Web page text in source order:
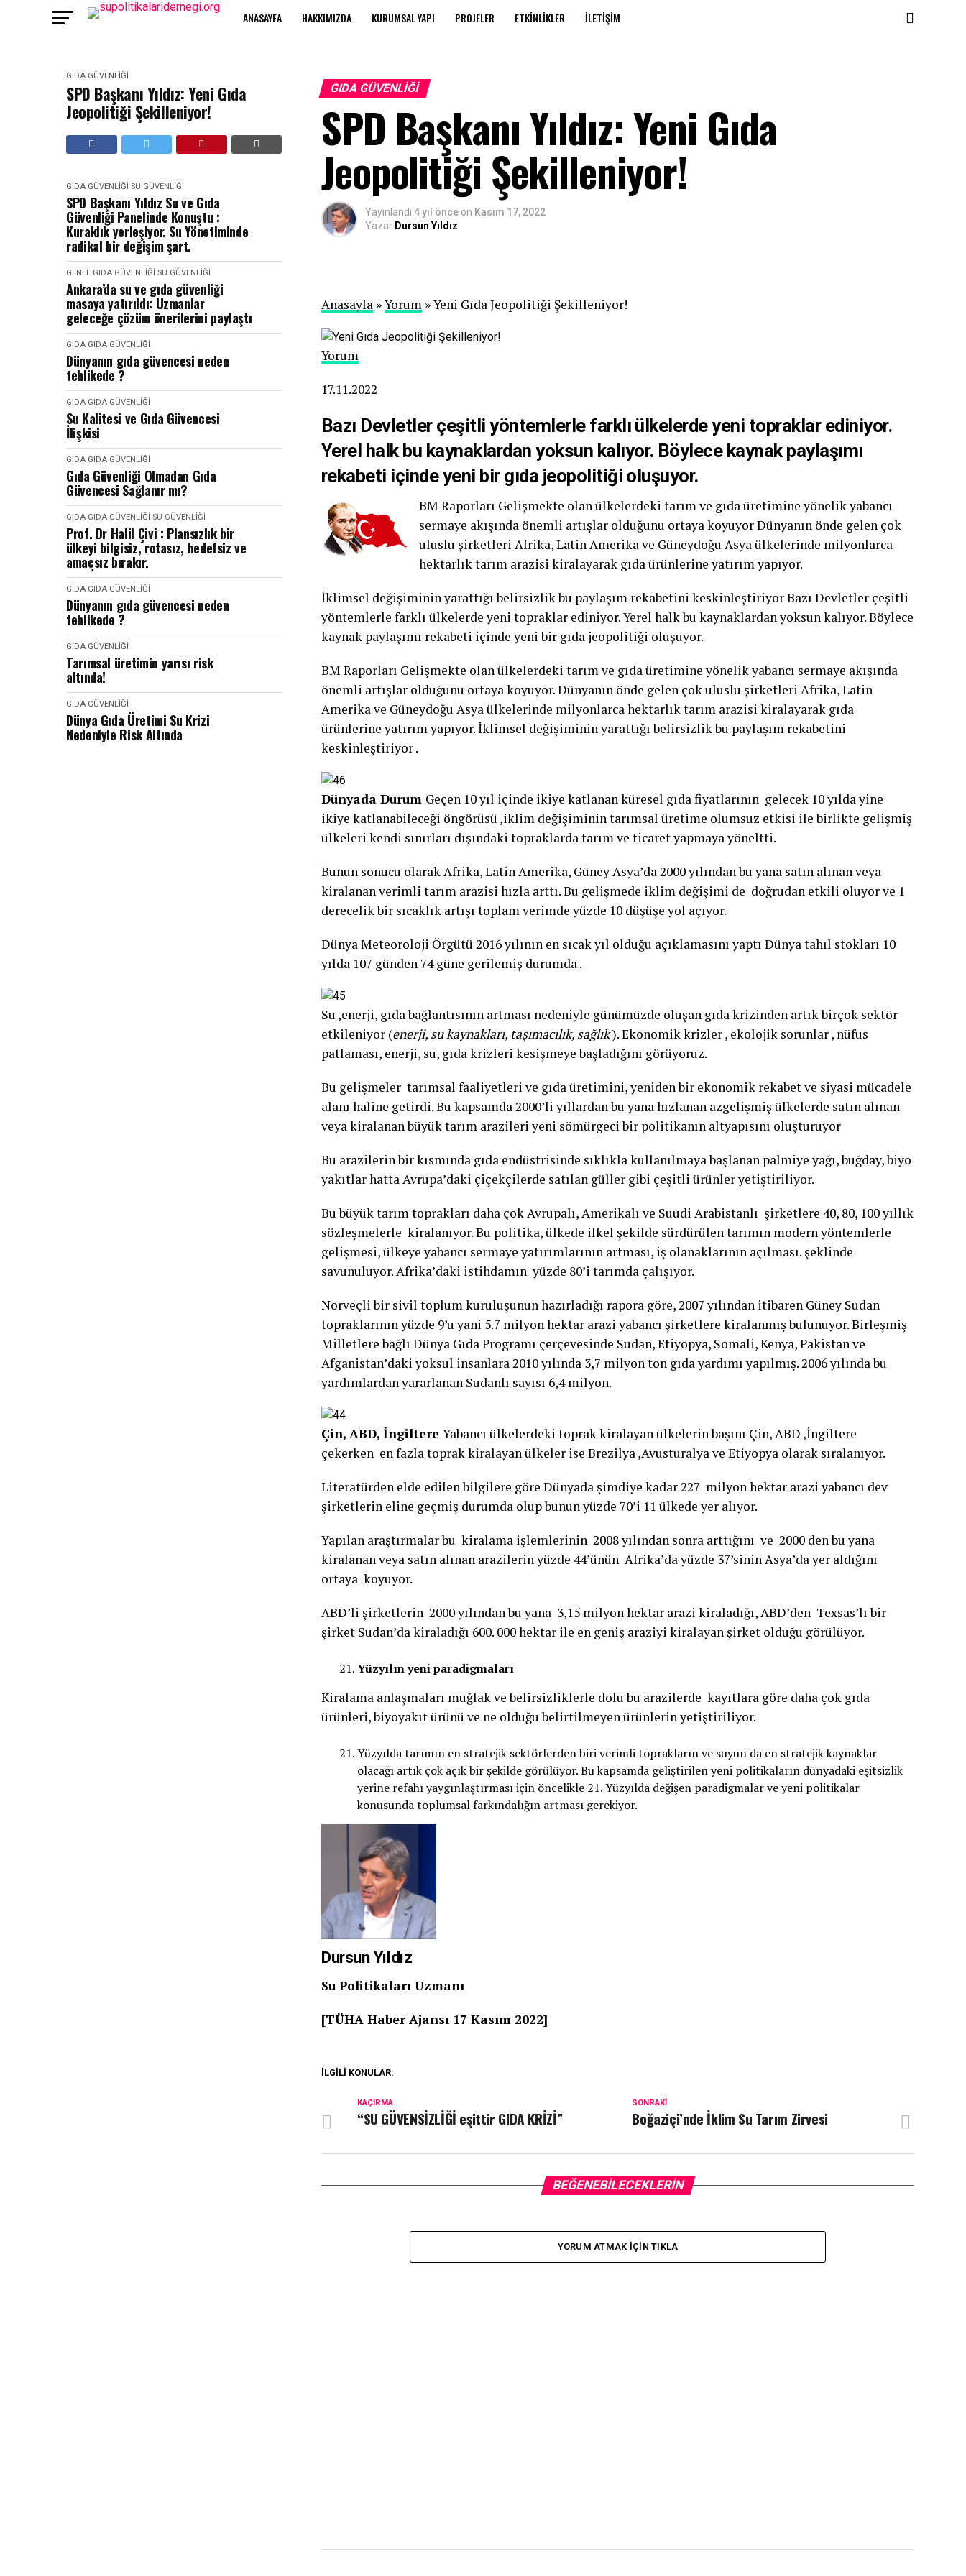
ANASAYFA HAKKIMIZDA KURUMSAL YAPI PROJELER ETKINLIKLER İLETIŞIM
GIDA GÜVENLIĞI
SPD Başkanı Yıldız: Yeni Gıda
Jeopolitiği Şekilleniyor!
GIDA GÜVENLIĞI SU GÜVENLIĞI
SPD Başkanı Yıldız Su ve Gıda
Güvenliği Panelinde Konuştu :
Kuraklık yerleşiyor. Su Yönetiminde
radikal bir değişim şart.
GENEL GIDA GÜVENLIĞI SU GÜVENLIĞI
Ankara’da su ve gıda güvenliği
masaya yatırıldı: Uzmanlar
geleceğe çözüm önerilerini paylaştı
GIDA GIDA GÜVENLIĞI
Dünyanın gıda güvencesi neden
tehlikede ?
GIDA GIDA GÜVENLIĞI
Su Kalitesi ve Gıda Güvencesi
İlişkisi
GIDA GIDA GÜVENLIĞI
Gıda Güvenliği Olmadan Gıda
Güvencesi Sağlanır mı?
GIDA GIDA GÜVENLIĞI SU GÜVENLIĞI
Prof. Dr Halil Çivi : Plansızlık bir
ülkeyi bilgisiz, rotasız, hedefsiz ve
amaçsız bırakır.
GIDA GIDA GÜVENLIĞI
Dünyanın gıda güvencesi neden
tehlikede ?
GIDA GÜVENLIĞI
Tarımsal üretimin yarısı risk
altında!
GIDA GÜVENLIĞI
Dünya Gıda Üretimi Su Krizi
Nedeniyle Risk Altında
GIDA GÜVENLIĞI
SPD Başkanı Yıldız: Yeni Gıda
Jeopolitiği Şekilleniyor!
Yayınlandı 4 yıl önce on Kasım 17, 2022
Yazar Dursun Yıldız
Anasayfa »Yorum » Yeni Gıda Jeopolitiği Şekilleniyor!
Yorum
17.11.2022
Bazı Devletler çeşitli yöntemlerle farklı ülkelerde yeni topraklar ediniyor.
Yerel halk bu kaynaklardan yoksun kalıyor. Böylece kaynak paylaşımı
rekabeti içinde yeni bir gıda jeopolitiği oluşuyor.
BM Raporları Gelişmekte olan ülkelerdeki tarım ve gıda üretimine yönelik yabancı
sermaye akışında önemli artışlar olduğunu ortaya koyuyor Dünyanın önde gelen çok
uluslu şirketleri Afrika, Latin Amerika ve Güneydoğu Asya ülkelerinde milyonlarca
hektarlık tarım arazisi kiralayarak gıda ürünlerine yatırım yapıyor.
İklimsel değişiminin yarattığı belirsizlik bu paylaşım rekabetini keskinleştiriyor Bazı Devletler çeşitli
yöntemlerle farklı ülkelerde yeni topraklar ediniyor. Yerel halk bu kaynaklardan yoksun kalıyor. Böylece
kaynak paylaşımı rekabeti içinde yeni bir gıda jeopolitiği oluşuyor.
BM Raporları Gelişmekte olan ülkelerdeki tarım ve gıda üretimine yönelik yabancı sermaye akışında
önemli artışlar olduğunu ortaya koyuyor. Dünyanın önde gelen çok uluslu şirketleri Afrika, Latin
Amerika ve Güneydoğu Asya ülkelerinde milyonlarca hektarlık tarım arazisi kiralayarak gıda
ürünlerine yatırım yapıyor. İklimsel değişiminin yarattığı belirsizlik bu paylaşım rekabetini
keskinleştiriyor .
Dünyada Durum Geçen 10 yıl içinde ikiye katlanan küresel gıda fiyatlarının gelecek 10 yılda yine
ikiye katlanabileceği öngörüsü ,iklim değişiminin tarımsal üretime olumsuz etkisi ile birlikte gelişmiş
ülkeleri kendi sınırları dışındaki topraklarda tarım ve ticaret yapmaya yöneltti.
Bunun sonucu olarak Afrika, Latin Amerika, Güney Asya’da 2000 yılından bu yana satın alınan veya
kiralanan verimli tarım arazisi hızla arttı. Bu gelişmede iklim değişimi de doğrudan etkili oluyor ve 1
derecelik bir sıcaklık artışı toplam verimde yüzde 10 düşüşe yol açıyor.
Dünya Meteoroloji Örgütü 2016 yılının en sıcak yıl olduğu açıklamasını yaptı Dünya tahıl stokları 10
yılda 107 günden 74 güne gerilemiş durumda .
Su ,enerji, gıda bağlantısının artması nedeniyle günümüzde oluşan gıda krizinden artık birçok sektör
etkileniyor (enerji, su kaynakları, taşımacılık, sağlık). Ekonomik krizler , ekolojik sorunlar , nüfus
patlaması, enerji, su, gıda krizleri kesişmeye başladığını görüyoruz.
Bu gelişmeler tarımsal faaliyetleri ve gıda üretimini, yeniden bir ekonomik rekabet ve siyasi mücadele
alanı haline getirdi. Bu kapsamda 2000’li yıllardan bu yana hızlanan azgelişmiş ülkelerde satın alınan
veya kiralanan büyük tarım arazileri yeni sömürgeci bir politikanın altyapısını oluşturuyor
Bu arazilerin bir kısmında gıda endüstrisinde sıklıkla kullanılmaya başlanan palmiye yağı, buğday, biyo
yakıtlar hatta Avrupa’daki çiçekçilerde satılan güller gibi çeşitli ürünler yetiştiriliyor.
Bu büyük tarım toprakları daha çok Avrupalı, Amerikalı ve Suudi Arabistanlı şirketlere 40, 80, 100 yıllık
sözleşmelerle kiralanıyor. Bu politika, ülkede ilkel şekilde sürdürülen tarımın modern yöntemlerle
gelişmesi, ülkeye yabancı sermaye yatırımlarının artması, iş olanaklarının açılması. şeklinde
savunuluyor. Afrika’daki istihdamın yüzde 80’i tarımda çalışıyor.
Norveçli bir sivil toplum kuruluşunun hazırladığı rapora göre, 2007 yılından itibaren Güney Sudan
topraklarının yüzde 9’u yani 5.7 milyon hektar arazi yabancı şirketlere kiralanmış bulunuyor. Birleşmiş
Milletlere bağlı Dünya Gıda Programı çerçevesinde Sudan, Etiyopya, Somali, Kenya, Pakistan ve
Afganistan’daki yoksul insanlara 2010 yılında 3,7 milyon ton gıda yardımı yapılmış. 2006 yılında bu
yardımlardan yararlanan Sudanlı sayısı 6,4 milyon.
Çin, ABD, İngiltere Yabancı ülkelerdeki toprak kiralayan ülkelerin başını Çin, ABD ,İngiltere
çekerken en fazla toprak kiralayan ülkeler ise Brezilya ,Avusturalya ve Etiyopya olarak sıralanıyor.
Literatürden elde edilen bilgilere göre Dünyada şimdiye kadar 227 milyon hektar arazi yabancı dev
şirketlerin eline geçmiş durumda olup bunun yüzde 70’i 11 ülkede yer alıyor.
Yapılan araştırmalar bu kiralama işlemlerinin 2008 yılından sonra arttığını ve 2000 den bu yana
kiralanan veya satın alınan arazilerin yüzde 44’ünün Afrika’da yüzde 37’sinin Asya’da yer aldığını
ortaya koyuyor.
ABD’li şirketlerin 2000 yılından bu yana 3,15 milyon hektar arazi kiraladığı, ABD’den Texsas’lı bir
şirket Sudan’da kiraladığı 600. 000 hektar ile en geniş araziyi kiralayan şirket olduğu görülüyor.
Yüzyılın yeni paradigmaları
Kiralama anlaşmaları muğlak ve belirsizliklerle dolu bu arazilerde kayıtlara göre daha çok gıda
ürünleri, biyoyakıt ürünü ve ne olduğu belirtilmeyen ürünlerin yetiştiriliyor.
Yüzyılda tarımın en stratejik sektörlerden biri verimli toprakların ve suyun da en stratejik kaynaklar
olacağı artık çok açık bir şekilde görülüyor. Bu kapsamda geliştirilen yeni politikaların dünyadaki eşitsizlik
yerine refahı yaygınlaştırması için öncelikle 21. Yüzyılda değişen paradigmalar ve yeni politikalar
konusunda toplumsal farkındalığın artması gerekiyor.
Dursun Yıldız
Su Politikaları Uzmanı
[TÜHA Haber Ajansı 17 Kasım 2022]
İLGILI KONULAR:
SONRAKI
Boğaziçi’nde İklim Su Tarım Zirvesi
KAÇIRMA
“SU GÜVENSİZLİĞİ eşittir GIDA KRİZİ”
BEĞENEBILECEKLERIN
YORUM ATMAK IÇIN TIKLA